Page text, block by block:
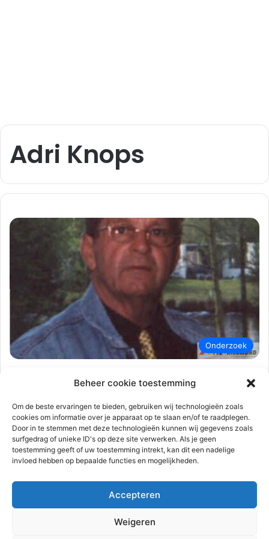
Beheer cookie toestemming
Om de beste ervaringen te bieden, gebruiken wij technologieën zoals
cookies om informatie over je apparaat op te slaan en/of te raadplegen.
Door in te stemmen met deze technologieën kunnen wij gegevens zoals
surfgedrag of unieke ID's op deze site verwerken. Als je geen
toestemming geeft of uw toestemming intrekt, kan dit een nadelige
invloed hebben op bepaalde functies en mogelijkheden.
Accepteren
Weigeren
Adri Knops
Onderzoek
Grote zoekactie levert geen
aanwijzingen naar vermiste man |
Hoogvliet Rotterdam
Rotterdam – Het coldcaseteam van Rotterdam heeft in een
gebied in Hoogvliet onderzoek gedaan naar de inmiddels 23